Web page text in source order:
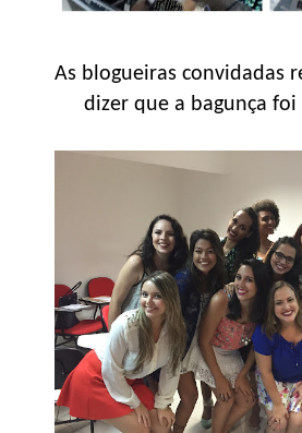
As blogueiras convidadas
dizer que a bagunça